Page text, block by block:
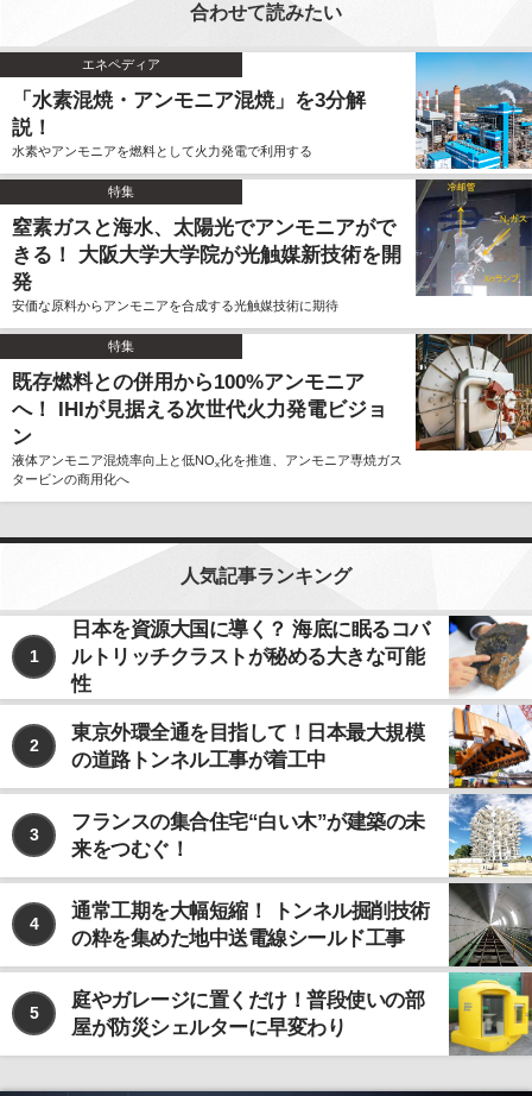
合わせて読みたい
エネペディア
「水素混焼・アンモニア混焼」を3分解
説！
水素やアンモニアを燃料として火力発電で利用する
特集
窒素ガスと海水、太陽光でアンモニアがで
きる！ 大阪大学大学院が光触媒新技術を開
発
安価な原料からアンモニアを合成する光触媒技術に期待
特集
既存燃料との併用から100%アンモニア
へ！ IHIが見据える次世代火力発電ビジョ
ン
液体アンモニア混焼率向上と低NOx化を推進、アンモニア専焼ガス
タービンの商用化へ
人気記事ランキング
1
日本を資源大国に導く？ 海底に眠るコバ
ルトリッチクラストが秘める大きな可能
性
2
東京外環全通を目指して！日本最大規模
の道路トンネル工事が着工中
3
フランスの集合住宅“白い木”が建築の未
来をつむぐ！
4
通常工期を大幅短縮！ トンネル掘削技術
の粋を集めた地中送電線シールド工事
5
庭やガレージに置くだけ！普段使いの部
屋が防災シェルターに早変わり